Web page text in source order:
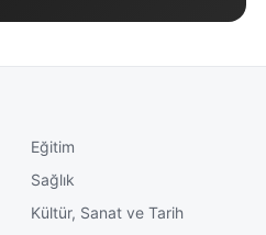
Eğitim
Sağlık
Kültür, Sanat ve Tarih